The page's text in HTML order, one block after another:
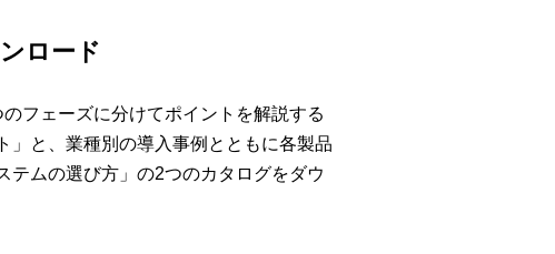
ロード
フェーズに分けてポイントを解説する
」と、業種別の導入事例とともに各製品
テムの選び方」の2つのカタログをダウ